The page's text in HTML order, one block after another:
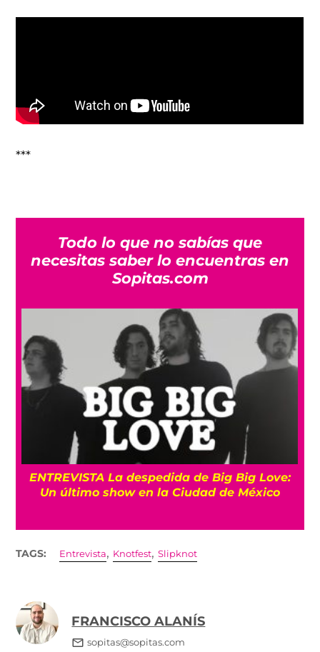
***
Todo lo que no sabías que
necesitas saber lo encuentras en
Sopitas.com
ENTREVISTA La despedida de Big Big Love:
Un último show en la Ciudad de México
TAGS: Entrevista, Knotfest,Slipknot
FRANCISCO ALANÍS
sopitas@sopitas.com